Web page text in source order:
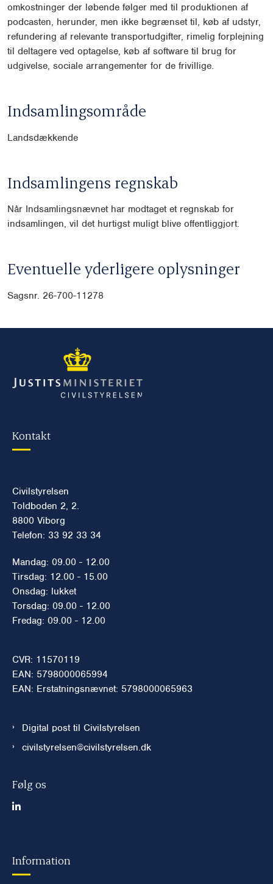
omkostninger der løbende følger med til produktionen af
podcasten, herunder, men ikke begrænset til, køb af udstyr,
refundering af relevante transportudgifter, rimelig forplejning
til deltagere ved optagelse, køb af software til brug for
udgivelse, sociale arrangementer for de frivillige.
Indsamlingsområde
Landsdækkende
Indsamlingens regnskab
Når Indsamlingsnævnet har modtaget et regnskab for
indsamlingen, vil det hurtigst muligt blive offentliggjort.
Eventuelle yderligere oplysninger
Sagsnr. 26-700-11278
Kontakt
Civilstyrelsen
Toldboden 2, 2.
8800 Viborg
Telefon: 33 92 33 34
Mandag: 09.00 - 12.00
Tirsdag: 12.00 - 15.00
Onsdag: lukket
Torsdag: 09.00 - 12.00
Fredag: 09.00 - 12.00
CVR: 11570119
EAN: 5798000065994
EAN: Erstatningsnævnet: 5798000065963
Digital post til Civilstyrelsen
civilstyrelsen@civilstyrelsen.dk
Følg os
Information